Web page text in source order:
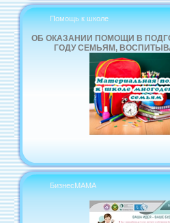
Помощь к школе
ОБ ОКАЗАНИИ ПОМОЩИ В
ГОДУ СЕМЬЯМ,
БизнесМАМА